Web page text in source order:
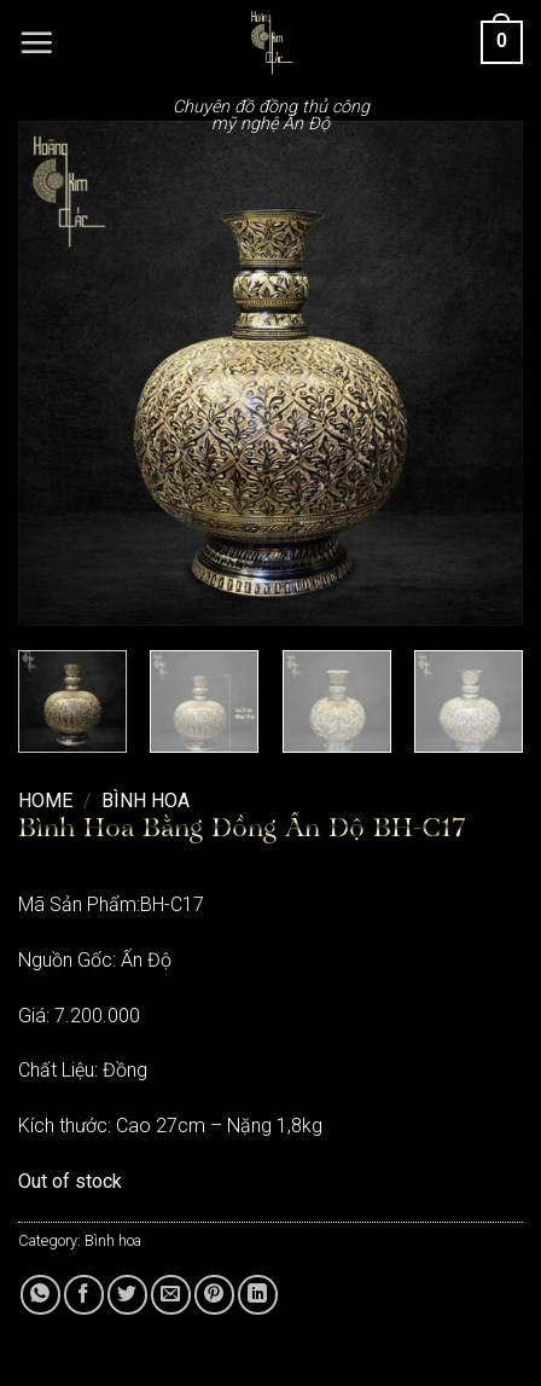
đến
Chuyên đồ đồng thủ công
mỹ nghệ Ấn Độ
0
HOME / BÌNH HOA
Bình Hoa Bằng Đồng Ấn Độ BH-C17
Mã Sản Phẩm:BH-C17
Nguồn Gốc: Ấn Độ
Giá: 7.200.000
Chất Liệu: Đồng
Kích thước: Cao 27cm – Nặng 1,8kg
Out of stock
Category: Bình hoa